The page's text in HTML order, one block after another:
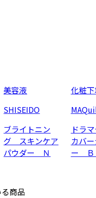
美容液
SHISEIDO
ブライトニン
グ スキンケア
パウダー Ｎ
化粧
ドラ
カバ
ー Ｂ
商品